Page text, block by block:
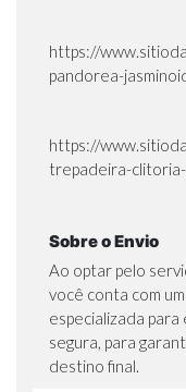
https://
pandorea-
https://
trepadeira-
Sobre o Envio
Ao optar pelo
você conta com
especializada
segura, para
destino final.